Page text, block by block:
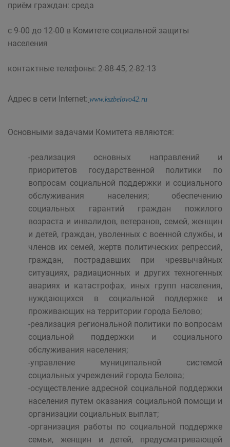
приём граждан: среда
с 9-00 до 12-00 в Комитете социальной защиты
населения
контактные телефоны: 2-88-45, 2-82-13
Адрес в сети Internet: www.kszbelovo42.ru
Основными задачами Комитета являются:
-реализация основных направлений и
приоритетов государственной политики по
вопросам социальной поддержки и социального
обслуживания населения; обеспечению
социальных гарантий граждан пожилого
возраста и инвалидов, ветеранов, семей, женщин
и детей, граждан, уволенных с военной службы, и
членов их семей, жертв политических репрессий,
граждан, пострадавших при чрезвычайных
ситуациях, радиационных и других техногенных
авариях и катастрофах, иных групп населения,
нуждающихся в социальной поддержке и
проживающих на территории города Белово;
-реализация региональной политики по вопросам
социальной поддержки и социального
обслуживания населения;
-управление муниципальной системой
социальных учреждений города Белова;
-осуществление адресной социальной поддержки
населения путем оказания социальной помощи и
организации социальных выплат;
-организация работы по социальной поддержке
семьи, женщин и детей, предусматривающей